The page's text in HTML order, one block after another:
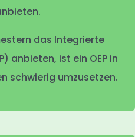
das Integrierte
anbieten, ist ein OEP in
schwierig umzusetzen.